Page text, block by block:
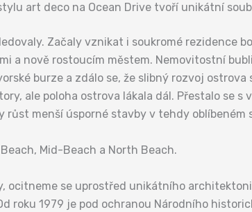
art deco na Ocean Drive tvoří unikátní
Začaly vznikat i soukromé rezidence
a nově rostoucím městem. Nemovitostní
burze a zdálo se, že slibný rozvoj
ale poloha ostrova lákala dál. Přestalo se
růst menší úsporné stavby v tehdy oblíbeném
Mid-Beach a North Beach.
ocitneme se uprostřed unikátního
roku 1979 je pod ochranou Národního